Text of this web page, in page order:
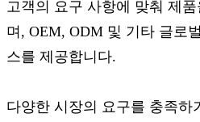
고객의 요구 사항에 맞춰 제
며, OEM, ODM 및 기타 글로
스를 제공합니다.
다양한 시장의 요구를 충족하